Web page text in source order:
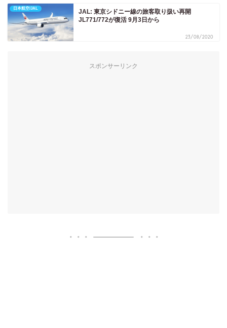
日本航空/JAL
JAL: 東京シドニー線の旅客取り扱い再開
JL771/772が復活 9月3日から
23/08/2020
スポンサーリンク